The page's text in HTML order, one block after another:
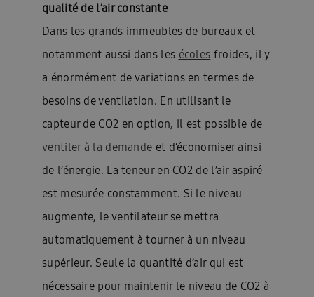
qualité de l’air constante
Dans les grands immeubles de bureaux et
notamment aussi dans les écoles froides, il y
a énormément de variations en termes de
besoins de ventilation. En utilisant le
capteur de CO2 en option, il est possible de
ventiler à la demande et d’économiser ainsi
de l’énergie. La teneur en CO2 de l’air aspiré
est mesurée constamment. Si le niveau
augmente, le ventilateur se mettra
automatiquement à tourner à un niveau
supérieur. Seule la quantité d’air qui est
nécessaire pour maintenir le niveau de CO2 à